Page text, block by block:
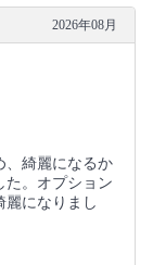
2026年08月
、綺麗になるか
た。オプション
麗になりまし